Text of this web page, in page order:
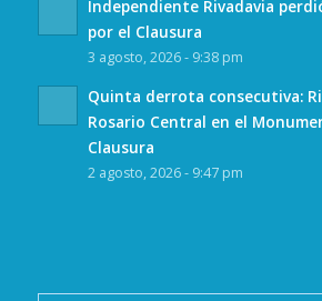
Independiente Rivadavia
por el Clausura
3 agosto, 2026 - 9:38 pm
Quinta derrota consecutiva:
Rosario Central en el
Clausura
2 agosto, 2026 - 9:47 pm